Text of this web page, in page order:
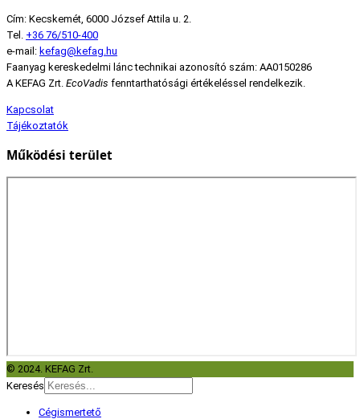
Cím: Kecskemét, 6000 József Attila u. 2.
Tel. +36 76/510-400
e-mail: kefag@kefag.hu
Faanyag kereskedelmi lánc technikai azonosító szám: AA0150286
A KEFAG Zrt. EcoVadis fenntarthatósági értékeléssel rendelkezik.
Kapcsolat
Tájékoztatók
Működési terület
© 2024. KEFAG Zrt.
Keresés
Cégismertető